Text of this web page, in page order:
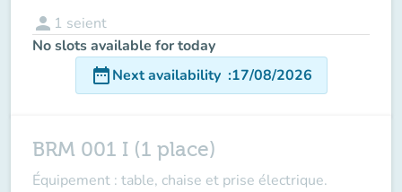
person 1 seient
No slots available for today
date_rangeNext availability :17/08/2026
BRM 001 I (1 place)
Équipement : table, chaise et prise électrique.